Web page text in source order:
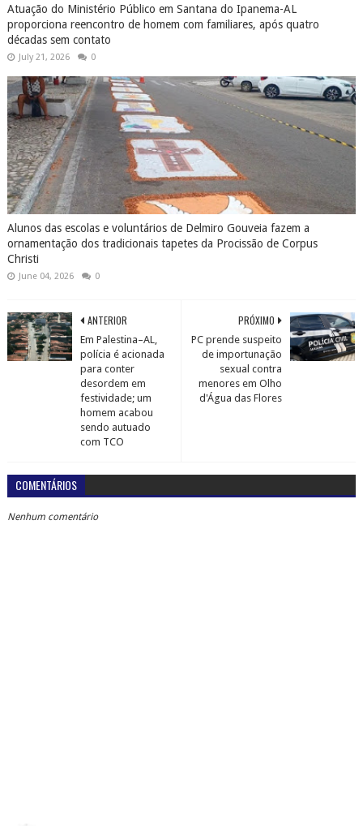
Atuação do Ministério Público em Santana do Ipanema-AL
proporciona reencontro de homem com familiares, após quatro
décadas sem contato
July 21, 2026 0
Alunos das escolas e voluntários de Delmiro Gouveia fazem a
ornamentação dos tradicionais tapetes da Procissão de Corpus
Christi
June 04, 2026 0
PRÓXIMO
PC prende suspeito
de importunação
sexual contra
menores em Olho
d'Água das Flores
ANTERIOR
Em Palestina–AL,
polícia é acionada
para conter
desordem em
festividade; um
homem acabou
sendo autuado
com TCO
COMENTÁRIOS
Nenhum comentário